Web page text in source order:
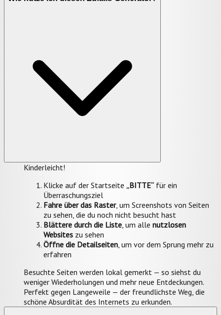
Kinderleicht!
Klicke auf der Startseite „BITTE“ für ein
Überraschungsziel
Fahre über das Raster, um Screenshots von Seiten
zu sehen, die du noch nicht besucht hast
Blättere durch die Liste, um alle nutzlosen
Websites zu sehen
Öffne die Detailseiten, um vor dem Sprung mehr zu
erfahren
Besuchte Seiten werden lokal gemerkt — so siehst du
weniger Wiederholungen und mehr neue Entdeckungen.
Perfekt gegen Langeweile — der freundlichste Weg, die
schöne Absurdität des Internets zu erkunden.